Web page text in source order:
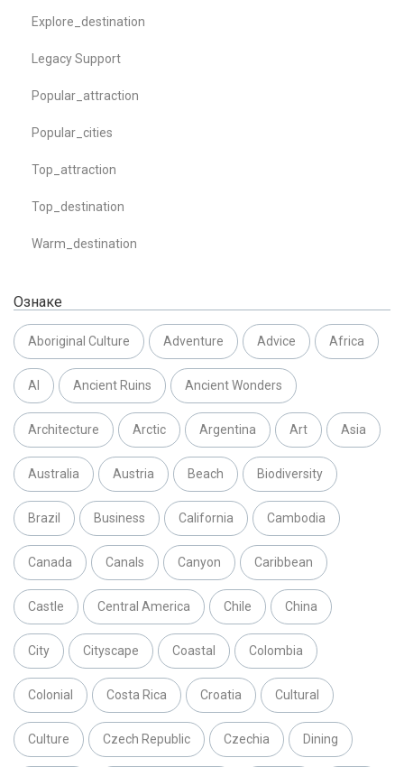
Explore_destination
Legacy Support
Popular_attraction
Popular_cities
Top_attraction
Top_destination
Warm_destination
Ознаке
Aboriginal Culture Adventure Advice Africa
AI Ancient Ruins Ancient Wonders
Architecture Arctic Argentina Art Asia
Australia Austria Beach Biodiversity
Brazil Business California Cambodia
Canada Canals Canyon Caribbean
Castle Central America Chile China
City Cityscape Coastal Colombia
Colonial Costa Rica Croatia Cultural
Culture Czech Republic Czechia Dining